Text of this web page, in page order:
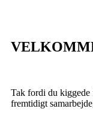
Tak fordi du kiggede
fremtidigt